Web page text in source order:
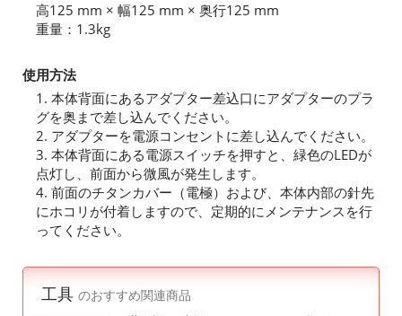
高125 mm × 幅125 mm × 奥行125 mm
重量：1.3kg
使用方法
1. 本体背面にあるアダプター差込口にアダプターのプラ
グを奥まで差し込んでください。
2. アダプターを電源コンセントに差し込んでください。
3. 本体背面にある電源スイッチを押すと、緑色のLEDが
点灯し、前面から微風が発生します。
4. 前面のチタンカバー（電極）および、本体内部の針先
にホコリが付着しますので、定期的にメンテナンスを行
ってください。
工具 のおすすめ関連商品